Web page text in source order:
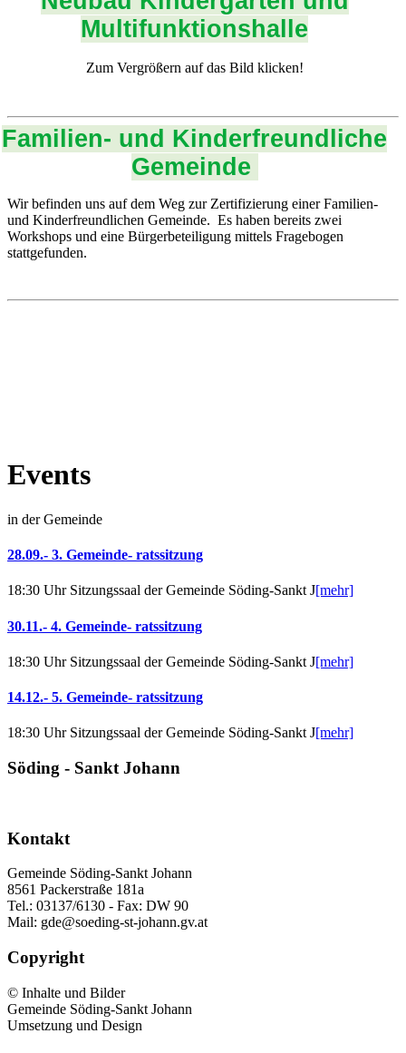
Multifunktionshalle
Zum Vergrößern auf das Bild klicken!
Familien- und Kinderfreundliche
Gemeinde
Wir befinden uns auf dem Weg zur Zertifizierung einer Familien-
und Kinderfreundlichen Gemeinde. Es haben bereits zwei
Workshops und eine Bürgerbeteiligung mittels Fragebogen
stattgefunden.
Events
in der Gemeinde
28.09.- 3. Gemeinde- ratssitzung
18:30 Uhr Sitzungssaal der Gemeinde Söding-Sankt J[mehr]
30.11.- 4. Gemeinde- ratssitzung
18:30 Uhr Sitzungssaal der Gemeinde Söding-Sankt J[mehr]
14.12.- 5. Gemeinde- ratssitzung
18:30 Uhr Sitzungssaal der Gemeinde Söding-Sankt J[mehr]
Söding - Sankt Johann
Kontakt
Gemeinde Söding-Sankt Johann
8561 Packerstraße 181a
Tel.: 03137/6130 - Fax: DW 90
Mail: gde@soeding-st-johann.gv.at
Copyright
© Inhalte und Bilder
Gemeinde Söding-Sankt Johann
Umsetzung und Design